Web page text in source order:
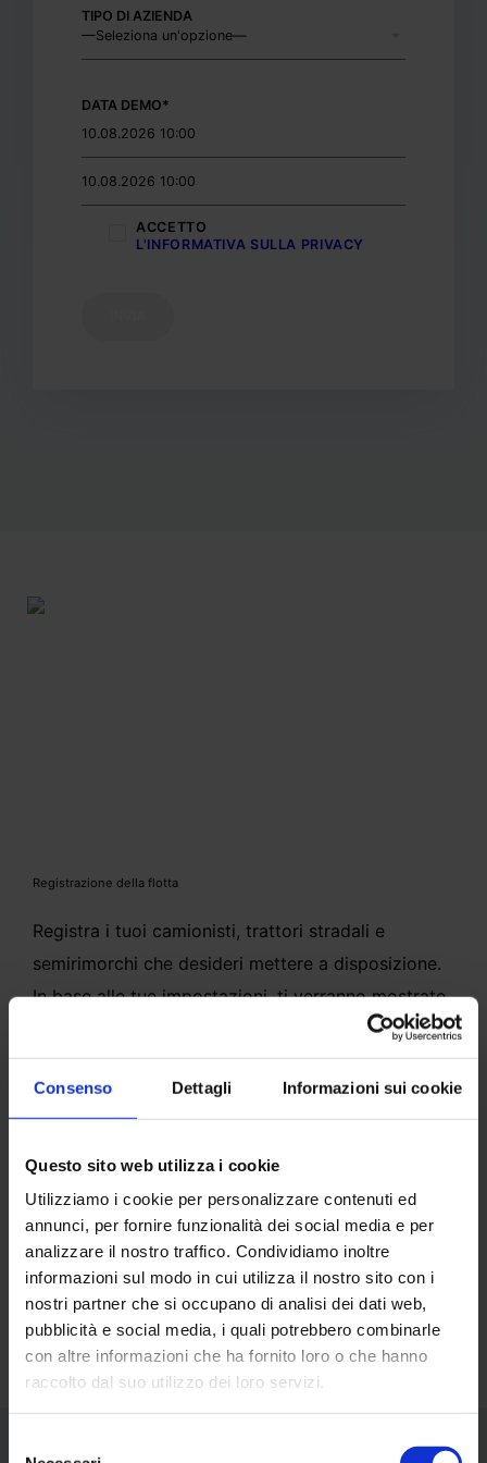
Consenso Dettagli Informazioni sui cookie
Questo sito web utilizza i cookie
Utilizziamo i cookie per personalizzare contenuti ed
annunci, per fornire funzionalità dei social media e per
analizzare il nostro traffico. Condividiamo inoltre
informazioni sul modo in cui utilizza il nostro sito con i
nostri partner che si occupano di analisi dei dati web,
pubblicità e social media, i quali potrebbero combinarle
con altre informazioni che ha fornito loro o che hanno
raccolto dal suo utilizzo dei loro servizi.
TIPO DI AZIENDA
DATA DEMO*
ACCETTO
L'INFORMATIVA SULLA PRIVACY
Registrazione della flotta
Registra i tuoi camionisti, trattori stradali e
semirimorchi che desideri mettere a disposizione.
In base alle tue impostazioni, ti verranno mostrate
offerte su misura per te. Ne vale la pena.
Ovviamente, puoi modificare la tua flotta in
qualsiasi momento e facilmente, attraverso le
Assegnazione degli autisti in base ad
aree geografiche
Assegnazione degli autisti in base alla
disponibilità
Attrezzatura e dotazioni speciali